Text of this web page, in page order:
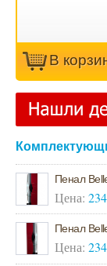
В
Пенал
Цена:
Пенал
Цена: